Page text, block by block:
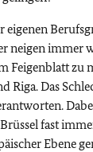
eigenen
neigen immer
Feigenblatt zu
Riga. Das
fast
Ebene